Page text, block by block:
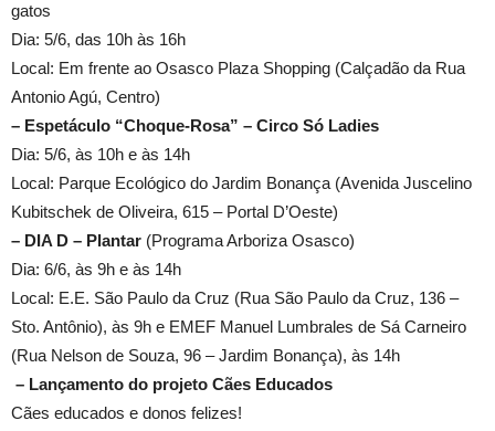
gatos
Dia: 5/6, das 10h às 16h
Local: Em frente ao Osasco Plaza Shopping (Calçadão da Rua
Antonio Agú, Centro)
– Espetáculo “Choque-Rosa” – Circo Só Ladies
Dia: 5/6, às 10h e às 14h
Local: Parque Ecológico do Jardim Bonança (Avenida Juscelino
Kubitschek de Oliveira, 615 – Portal D’Oeste)
– DIA D – Plantar (Programa Arboriza Osasco)
Dia: 6/6, às 9h e às 14h
Local: E.E. São Paulo da Cruz (Rua São Paulo da Cruz, 136 –
Sto. Antônio), às 9h e EMEF Manuel Lumbrales de Sá Carneiro
(Rua Nelson de Souza, 96 – Jardim Bonança), às 14h
– Lançamento do projeto Cães Educados
Cães educados e donos felizes!